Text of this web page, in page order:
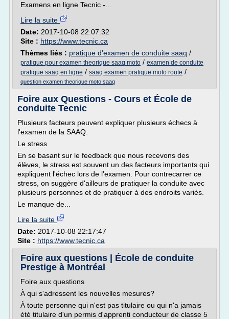
Examens en ligne Tecnic -...
Lire la suite
Date: 2017-10-08 22:07:32
Site : https://www.tecnic.ca
Thèmes liés : pratique d'examen de conduite saaq /
pratique pour examen theorique saaq moto / examen de conduite
pratique saaq en ligne / saaq examen pratique moto route /
question examen theorique moto saaq
Foire aux Questions - Cours et École de
conduite Tecnic
Plusieurs facteurs peuvent expliquer plusieurs échecs à
l'examen de la SAAQ.
Le stress
En se basant sur le feedback que nous recevons des
élèves, le stress est souvent un des facteurs importants qui
expliquent l'échec lors de l'examen. Pour contrecarrer ce
stress, on suggère d'ailleurs de pratiquer la conduite avec
plusieurs personnes et de pratiquer à des endroits variés.
Le manque de...
Lire la suite
Date: 2017-10-08 22:17:47
Site : https://www.tecnic.ca
Foire aux questions | École de conduite
Prestige à Montréal
Foire aux questions
À qui s'adressent les nouvelles mesures?
À toute personne qui n'est pas titulaire ou qui n'a jamais
été titulaire d'un permis d'apprenti conducteur de classe 5